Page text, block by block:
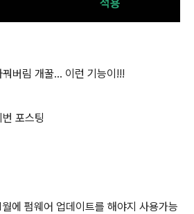
버림 개꿀... 이런 기능이!!!
포스팅
에 펌웨어 업데이트를 해야지 사용가능